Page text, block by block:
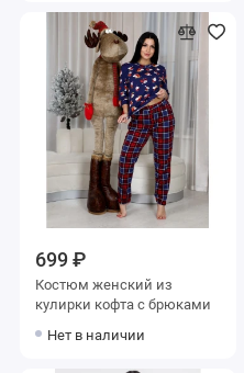
699 ₽
Костюм женский из
кулирки кофта с брюками
Нет в наличии